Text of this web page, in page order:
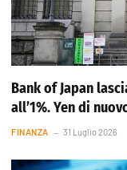
Bank of Japan
all’1%. Yen di
FINANZA 31 Luglio 2026